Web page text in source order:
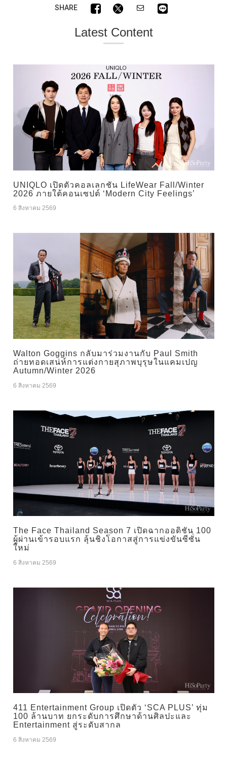
SHARE
Latest Content
UNIQLO เปิดตัวคอลเลกชัน LifeWear Fall/Winter
2026 ภายใต้คอนเซปต์ ‘Modern City Feelings’
6 สิงหาคม 2569
Walton Goggins กลับมาร่วมงานกับ Paul Smith
ถ่ายทอดเสน่ห์การแต่งกายสุภาพบุรุษในแคมเปญ
Autumn/Winter 2026
6 สิงหาคม 2569
The Face Thailand Season 7 เปิดฉากออดิชัน 100
ผู้ผ่านเข้ารอบแรก ลุ้นชิงโอกาสสู่การแข่งขันซีซั่น
ใหม่
6 สิงหาคม 2569
411 Entertainment Group เปิดตัว ‘SCA PLUS’ ทุ่ม
100 ล้านบาท ยกระดับการศึกษาด้านศิลปะและ
Entertainment สู่ระดับสากล
6 สิงหาคม 2569